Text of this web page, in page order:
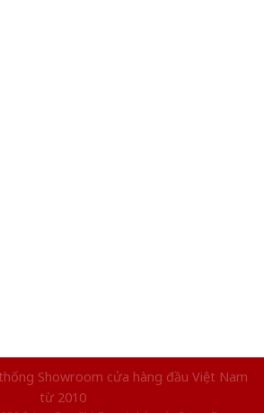
Showroom cửa hàng đầu Việt Nam
từ 2010